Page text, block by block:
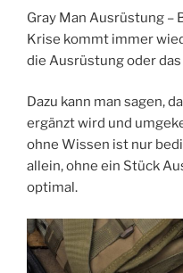
Gray Man Ausrüstung –
Krise kommt immer
die Ausrüstung oder
Dazu kann man sagen,
ergänzt wird und
ohne Wissen ist nur
allein, ohne ein Stück
optimal.